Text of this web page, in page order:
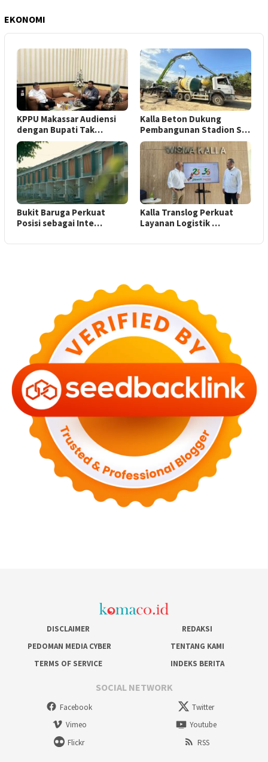
EKONOMI
KPPU Makassar Audiensi
dengan Bupati Tak…
Kalla Beton Dukung
Pembangunan Stadion S…
Bukit Baruga Perkuat
Posisi sebagai Inte…
Kalla Translog Perkuat
Layanan Logistik …
DISCLAIMER
REDAKSI
PEDOMAN MEDIA CYBER
TENTANG KAMI
TERMS OF SERVICE
INDEKS BERITA
SOCIAL NETWORK
Facebook
Twitter
Vimeo
Youtube
Flickr
RSS